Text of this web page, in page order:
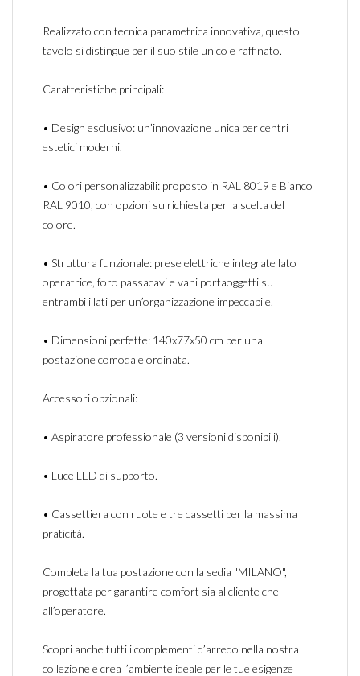
Realizzato con tecnica parametrica innovativa, questo
tavolo si distingue per il suo stile unico e raffinato.
Caratteristiche principali:
• Design esclusivo: un’innovazione unica per centri
estetici moderni.
• Colori personalizzabili: proposto in RAL 8019 e Bianco
RAL 9010, con opzioni su richiesta per la scelta del
colore.
• Struttura funzionale: prese elettriche integrate lato
operatrice, foro passacavi e vani portaoggetti su
entrambi i lati per un’organizzazione impeccabile.
• Dimensioni perfette: 140x77x50 cm per una
postazione comoda e ordinata.
Accessori opzionali:
• Aspiratore professionale (3 versioni disponibili).
• Luce LED di supporto.
• Cassettiera con ruote e tre cassetti per la massima
praticità.
Completa la tua postazione con la sedia "MILANO",
progettata per garantire comfort sia al cliente che
all’operatore.
Scopri anche tutti i complementi d’arredo nella nostra
collezione e crea l’ambiente ideale per le tue esigenze